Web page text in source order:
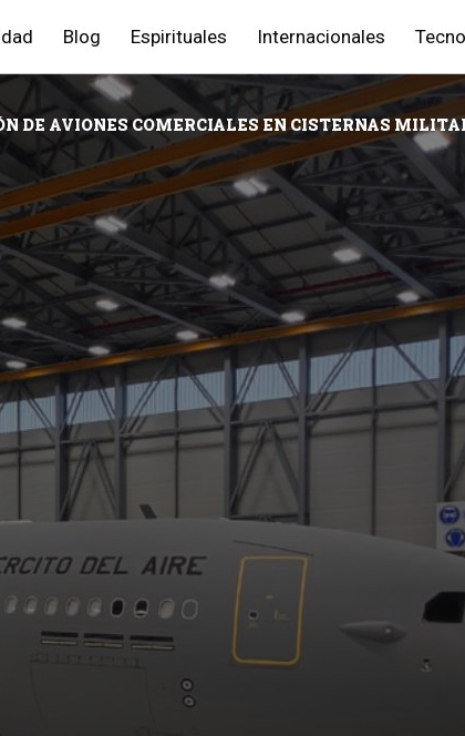
Blog Espirituales Internacionales
DE AVIONES COMERCIALES EN CISTERNAS